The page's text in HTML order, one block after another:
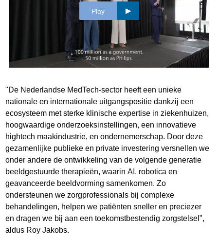
Play
"De Nederlandse MedTech-sector heeft een unieke
nationale en internationale uitgangspositie dankzij een
ecosysteem met sterke klinische expertise in ziekenhuizen,
hoogwaardige onderzoeksinstellingen, een innovatieve
hightech maakindustrie, en ondernemerschap. Door deze
gezamenlijke publieke en private investering versnellen we
onder andere de ontwikkeling van de volgende generatie
beeldgestuurde therapieën, waarin AI, robotica en
geavanceerde beeldvorming samenkomen. Zo
ondersteunen we zorgprofessionals bij complexe
behandelingen, helpen we patiënten sneller en preciezer
en dragen we bij aan een toekomstbestendig zorgstelsel",
aldus Roy Jakobs.